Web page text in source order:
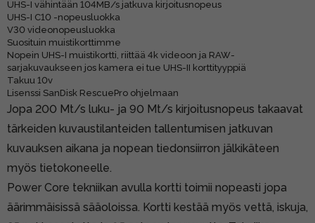
UHS-I vähintään 104MB/s jatkuva kirjoitusnopeus
UHS-I C10 -nopeusluokka
V30 videonopeusluokka
Suosituin muistikorttimme
Nopein UHS-I muistikortti, riittää 4k videoon ja RAW-
sarjakuvaukseen jos kamera ei tue UHS-II korttityyppiä
Takuu 10v
Lisenssi SanDisk RescuePro ohjelmaan
Jopa 200 Mt/s luku- ja 90 Mt/s kirjoitusnopeus takaavat
tärkeiden kuvaustilanteiden tallentumisen jatkuvan
kuvauksen aikana ja nopean tiedonsiirron jälkikäteen
myös tietokoneelle.
Power Core tekniikan avulla kortti toimii nopeasti jopa
äärimmäisissä sääoloissa. Kortti kestää myös vettä, iskuja,